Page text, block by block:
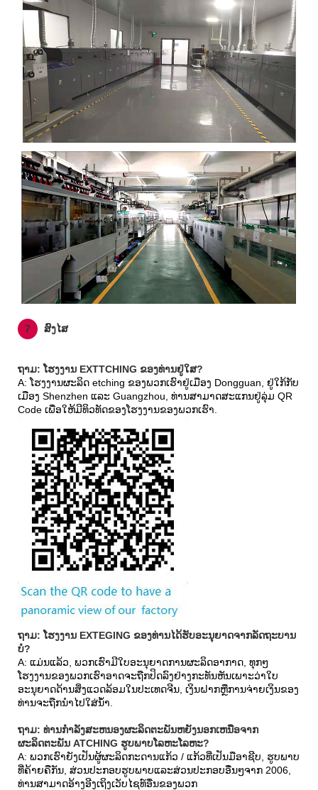
7 ສົງໄສ
ຖາມ: ໂຮງງານ EXTTCHING ຂອງທ່ານຢູ່ໃສ?
A: ໂຮງງານຜະລິດ etching ຂອງພວກເຮົາຢູ່ເມືອງ Dongguan, ຢູ່ໃກ້ກັບ
ເມືອງ Shenzhen ແລະ Guangzhou, ທ່ານສາມາດສະແກນຢູ່ລຸ່ມ QR
Code ເພື່ອໃຫ້ມີທິວທັດຂອງໂຮງງານຂອງພວກເຮົາ.
ຖາມ: ໂຮງງານ EXTEGING ຂອງທ່ານໄດ້ຮັບອະນຸຍາດຈາກລັດຖະບານ
ບໍ?
A: ແມ່ນແລ້ວ, ພວກເຮົາມີໃບອະນຸຍາດການຜະລິດອາກາດ, ທຸກໆ
ໂຮງງານຂອງພວກເຮົາອາດຈະຖືກປິດລົງຢ່າງກະທັນຫັນເພາະວ່າໃບ
ອະນຸຍາດດ້ານສິ່ງແວດລ້ອມໃນປະເທດຈີນ, ເງິນຝາກຫຼືການຈ່າຍເງິນຂອງ
ທ່ານຈະຖືກນໍາໄປໃສ່ນ້ໍາ.
ຖາມ: ທ່ານກໍາລັງສະຫນອງຜະລິດຕະພັນຫຍັງນອກເຫນືອຈາກ
ຜະລິດຕະພັນ ATCHING ຮູບພາບໂລຫະໂລຫະ?
A: ພວກເຮົາຍັງເປັນຜູ້ຜະລິດກະດານແກ້ວ / ແກ້ວທີ່ເປັນມືອາຊີບ, ຮູບພາບ
ທີ່ຄ້າຍຄືກັນ, ສ່ວນປະກອບຮູບພາບແລະສ່ວນປະກອບອື່ນໆຈາກ 2006,
ທ່ານສາມາດອ້າງອີງເຖິງເວັບໄຊທ໌ອື່ນຂອງພວກ